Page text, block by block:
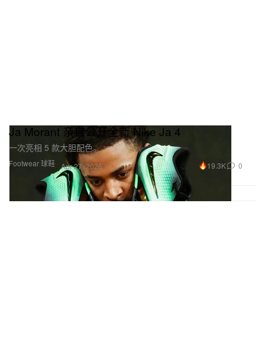
Footwear 球鞋
Ja Morant 亲自公开全新 Nike Ja 4
一次亮相 5 款大胆配色。
Apr 27, 2026 19.3K 0